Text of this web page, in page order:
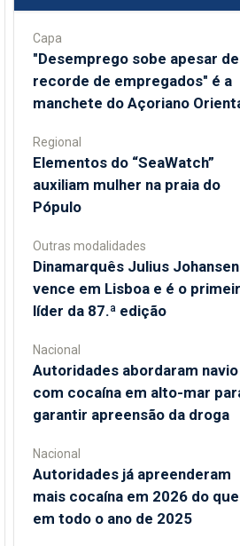
Capa
"Desemprego sobe apesar de
recorde de empregados" é a
manchete do Açoriano
Regional
​Elementos do “SeaWatch”
auxiliam mulher na praia do
Pópulo
Outras modalidades
Dinamarquês Julius Johansen
vence em Lisboa e é o
líder da 87.ª edição
Nacional
Autoridades abordaram navio
com cocaína em alto-mar
garantir apreensão da droga
Nacional
Autoridades já apreenderam
mais cocaína em 2026 do que
em todo o ano de 2025